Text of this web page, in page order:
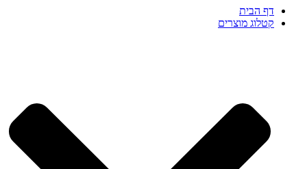
דף הבית
קטלוג מוצרים